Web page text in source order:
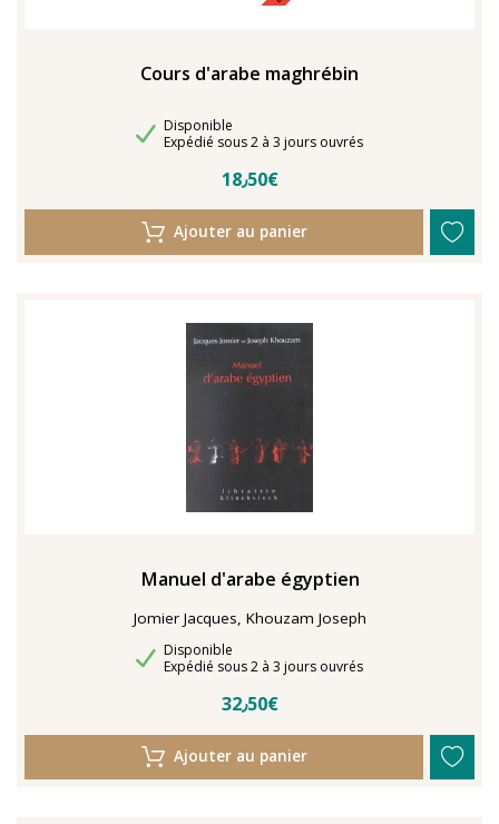
Cours d'arabe maghrébin
Disponibilité
Disponible
Délais de livraison
Expédié sous 2 à 3 jours ouvrés
18٫50€
Ajouter au panier
Manuel d'arabe égyptien
Jomier Jacques, Khouzam Joseph
Disponibilité
Disponible
Délais de livraison
Expédié sous 2 à 3 jours ouvrés
32٫50€
Ajouter au panier